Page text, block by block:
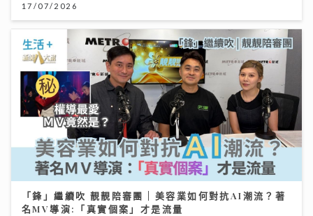
17/07/2026
「鋒」繼續吹 靚靚陪審團 | 美容業如何對抗AI潮流？著
名MV導演:「真實個案」才是流量